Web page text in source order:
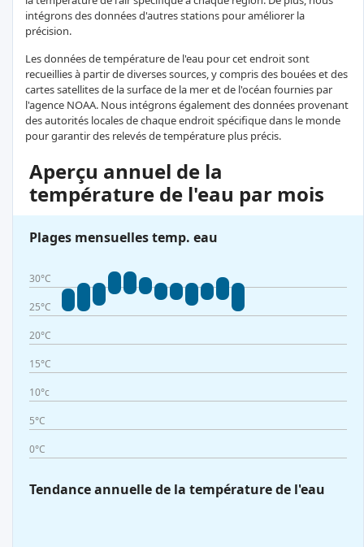
intégrons des données d'autres stations pour améliorer la
précision.
Les données de température de l'eau pour cet endroit sont
recueillies à partir de diverses sources, y compris des bouées et des
cartes satellites de la surface de la mer et de l'océan fournies par
l'agence NOAA. Nous intégrons également des données provenant
des autorités locales de chaque endroit spécifique dans le monde
pour garantir des relevés de température plus précis.
Aperçu annuel de la
température de l'eau par mois
Plages mensuelles temp. eau
30°C
25°C
20°C
15°C
10°c
5°C
0°C
Tendance annuelle de la température de l'eau